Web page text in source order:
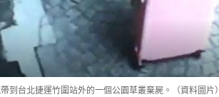
到台北捷運竹圍站外的一個公園草叢棄屍。（資料圖片）